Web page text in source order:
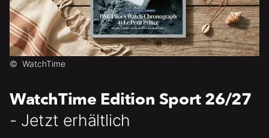
© WatchTime
WatchTime Edition Sport 26/27
- Jetzt erhältlich